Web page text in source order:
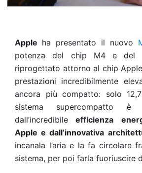
Apple ha presentato il nuovo
potenza del chip M4 e del
riprogettato attorno al chip
prestazioni incredibilmente
ancora più compatto: solo
sistema supercompatto è
dall’incredibile efficienza
Apple e dall’innovativa
incanala l’aria e la fa circolare
sistema, per poi farla fuoriuscire